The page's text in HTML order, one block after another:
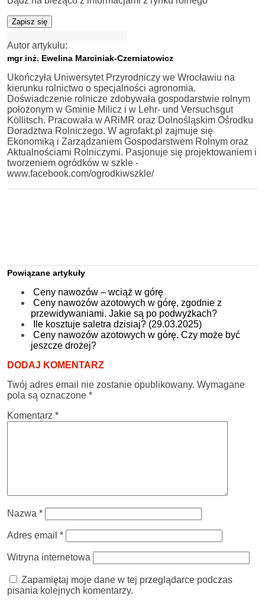
Zapisz się
Autor artykułu:
mgr inż. Ewelina Marciniak-Czerniatowicz
Ukończyła Uniwersytet Przyrodniczy we Wrocławiu na
kierunku rolnictwo o specjalności agronomia.
Doświadczenie rolnicze zdobywała gospodarstwie rolnym
położonym w Gminie Milicz i w Lehr- und Versuchsgut
Köllitsch. Pracowała w ARiMR oraz Dolnośląskim Ośrodku
Doradztwa Rolniczego. W agrofakt.pl zajmuje się
Ekonomiką i Zarządzaniem Gospodarstwem Rolnym oraz
Aktualnościami Rolniczymi. Pasjonuje się projektowaniem i
tworzeniem ogródków w szkle -
www.facebook.com/ogrodkiwszkle/
Powiązane artykuły
Ceny nawozów – wciąż w górę
Ceny nawozów azotowych w górę, zgodnie z
przewidywaniami. Jakie są po podwyżkach?
Ile kosztuje saletra dzisiaj? (29.03.2025)
Ceny nawozów azotowych w górę. Czy może być
jeszcze drożej?
DODAJ KOMENTARZ
Twój adres email nie zostanie opublikowany. Wymagane
pola są oznaczone *
Komentarz *
Nazwa *
Adres email *
Witryna internetowa
Zapamiętaj moje dane w tej przeglądarce podczas
pisania kolejnych komentarzy.